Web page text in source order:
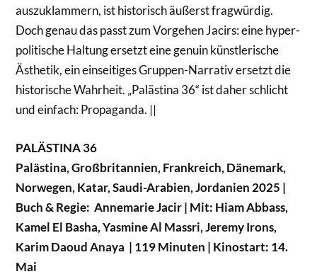
auszuklammern, ist historisch äußerst fragwürdig.
Doch genau das passt zum Vorgehen Jacirs: eine hyper-
politische Haltung ersetzt eine genuin künstlerische
Ästhetik, ein einseitiges Gruppen-Narrativ ersetzt die
historische Wahrheit. „Palästina 36“ ist daher schlicht
und einfach: Propaganda. ||
PALÄSTINA 36
Palästina, Großbritannien, Frankreich, Dänemark,
Norwegen, Katar, Saudi-Arabien, Jordanien 2025 |
Buch & Regie: Annemarie Jacir | Mit: Hiam Abbass,
Kamel El Basha, Yasmine Al Massri, Jeremy Irons,
Karim Daoud Anaya | 119 Minuten | Kinostart: 14.
Mai